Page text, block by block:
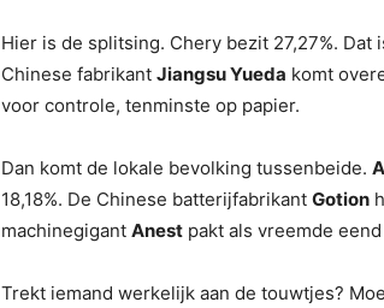
Hier is de splitsing. Chery bezit 27,27%. Dat
Chinese fabrikant Jiangsu Yueda komt
voor controle, tenminste op papier.
Dan komt de lokale bevolking tussenbeide.
18,18%. De Chinese batterijfabrikant Gotion
machinegigant Anest pakt als vreemde
Trekt iemand werkelijk aan de touwtjes?